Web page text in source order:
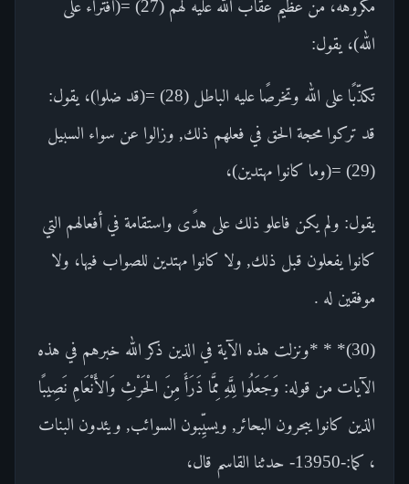
مكروهه، من عظيم عقاب الله عليه لهم (27) =(افتراء على
الله)، يقول:
تكذّبًا على الله وتخرصًا عليه الباطل (28) =(قد ضلوا)، يقول:
قد تركوا محجة الحق في فعلهم ذلك, وزالوا عن سواء السبيل
(29) =(وما كانوا مهتدين)،
يقول: ولم يكن فاعلو ذلك على هدًى واستقامة في أفعالهم التي
كانوا يفعلون قبل ذلك, ولا كانوا مهتدين للصواب فيها، ولا
موفقين له .
(30)* * *ونزلت هذه الآية في الذين ذكر الله خبرهم في هذه
الآيات من قوله: وَجَعَلُوا لِلَّهِ مِمَّا ذَرَأَ مِنَ الْحَرْثِ وَالأَنْعَامِ نَصِيبًا
الذين كانوا يبحرون البحائر, ويسيِّبون السوائب, ويئدون البنات
، كما:-13950- حدثنا القاسم قال،